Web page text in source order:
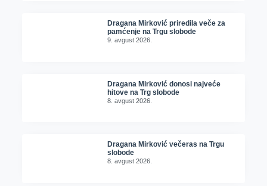
Dragana Mirković priredila veče za
pamćenje na Trgu slobode
9. avgust 2026.
Dragana Mirković donosi najveće
hitove na Trg slobode
8. avgust 2026.
Dragana Mirković večeras na Trgu
slobode
8. avgust 2026.